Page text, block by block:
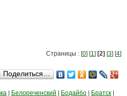
Страницы : [0] [1] [2] [3] [4]
Поделиться…
Белореченский Бодайбо Братск